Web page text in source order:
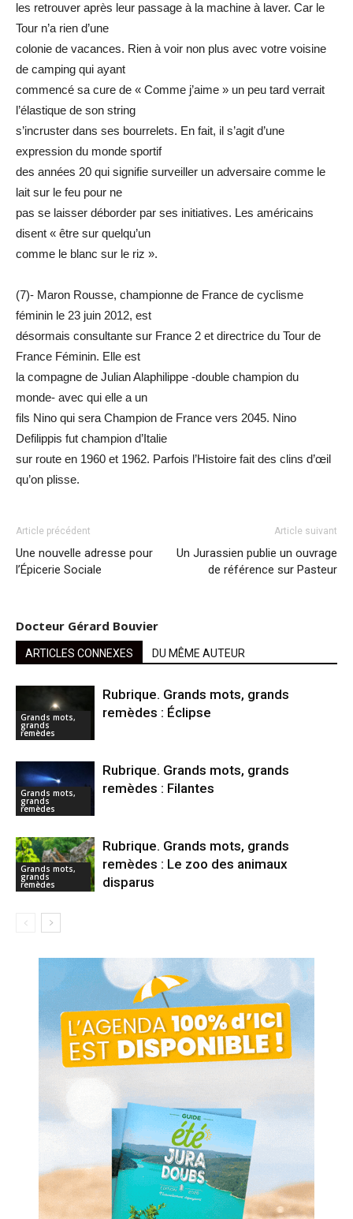
les retrouver après leur passage à la machine à laver. Car le
Tour n’a rien d’une
colonie de vacances. Rien à voir non plus avec votre voisine
de camping qui ayant
commencé sa cure de « Comme j’aime » un peu tard verrait
l’élastique de son string
s’incruster dans ses bourrelets. En fait, il s’agit d’une
expression du monde sportif
des années 20 qui signifie surveiller un adversaire comme le
lait sur le feu pour ne
pas se laisser déborder par ses initiatives. Les américains
disent « être sur quelqu’un
comme le blanc sur le riz ».
(7)- Maron Rousse, championne de France de cyclisme
féminin le 23 juin 2012, est
désormais consultante sur France 2 et directrice du Tour de
France Féminin. Elle est
la compagne de Julian Alaphilippe -double champion du
monde- avec qui elle a un
fils Nino qui sera Champion de France vers 2045. Nino
Defilippis fut champion d’Italie
sur route en 1960 et 1962. Parfois l’Histoire fait des clins d’œil
qu’on plisse.
Article précédent
Une nouvelle adresse pour
l’Épicerie Sociale
Article suivant
Un Jurassien publie un ouvrage
de référence sur Pasteur
Docteur Gérard Bouvier
ARTICLES CONNEXES DU MÊME AUTEUR
Grands mots,
grands
remèdes
Rubrique. Grands mots, grands
remèdes : Éclipse
Grands mots,
grands
remèdes
Rubrique. Grands mots, grands
remèdes : Filantes
Grands mots,
grands
remèdes
Rubrique. Grands mots, grands
remèdes : Le zoo des animaux
disparus